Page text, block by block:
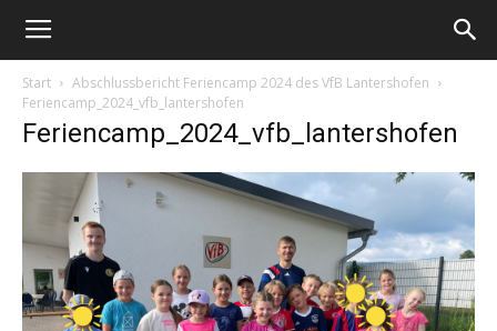
Start
Abschlussbericht Feriencamp 2024 des VfB Lantershofen
Feriencamp_2024_vfb_lantershofen
Feriencamp_2024_vfb_lantershofen